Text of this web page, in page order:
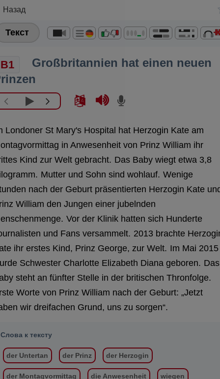
Назад
Текст
B1
Großbritannien hat einen neuen
Londoner St Mary's Hospital hat Herzogin Kate am
in Anwesenheit von Prinz William ihr
Kind zur Welt gebracht. Das Baby wiegt etwa 3,8
Mutter und Sohn sind wohlauf. Wenige
nach der Geburt präsentierten Herzogin Kate
William den Jungen einer jubelnden
Vor der Klinik hatten sich Hunderte
und Fans versammelt. 2013 brachte
ihr erstes Kind, Prinz George, zur Welt. Im Mai 2015
Schwester Charlotte Elizabeth Diana geboren. Das
steht an fünfter Stelle in der britischen Thronfolge.
Worte von Prinz William nach der Geburt: „Jetzt
wir dreifachen Grund, uns zu sorgen“.
Слова к тексту
der Untertan der Prinz der Herzogin
der Montagvormittag die Anwesenheit wiegen